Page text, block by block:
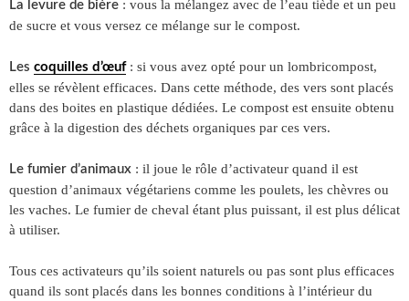
La levure de bière : vous la mélangez avec de l’eau tiède et un peu
de sucre et vous versez ce mélange sur le compost.
Les coquilles d’œuf: si vous avez opté pour un lombricompost,
elles se révèlent efficaces. Dans cette méthode, des vers sont placés
dans des boites en plastique dédiées. Le compost est ensuite obtenu
grâce à la digestion des déchets organiques par ces vers.
Le fumier d’animaux : il joue le rôle d’activateur quand il est
question d’animaux végétariens comme les poulets, les chèvres ou
les vaches. Le fumier de cheval étant plus puissant, il est plus délicat
à utiliser.
Tous ces activateurs qu’ils soient naturels ou pas sont plus efficaces
quand ils sont placés dans les bonnes conditions à l’intérieur du